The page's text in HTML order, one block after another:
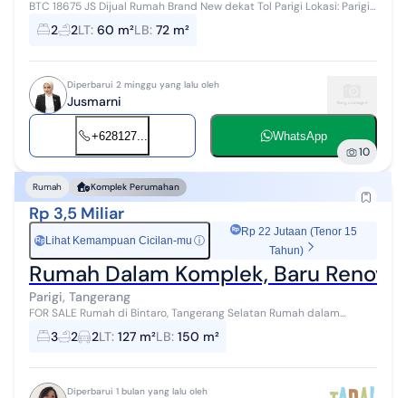
BTC 18675 JS Dijual Rumah Brand New dekat Tol Parigi Lokasi: Parigi
2 2LT: 60 m²LB: 72 m²
Diperbarui 2 minggu yang lalu oleh
Jusmarni
+628127... WhatsApp
10
Rumah Komplek Perumahan
Rp 3,5 Miliar
Rp Lihat Kemampuan Cicilan-mu ⓘ
Rp 22 Jutaan (Tenor 15
Tahun)
Rumah Dalam Komplek, Baru
Parigi, Tangerang
FOR SALE Rumah di Bintaro, Tangerang Selatan Rumah dalam
Komplek, Baru Renovasi, Lokasi Strategis, Fasilitas Komplek Lengkap
Luas Tanah: 127 m² L...
3 2 2LT: 127 m²LB: 150 m²
Diperbarui 1 bulan yang lalu oleh